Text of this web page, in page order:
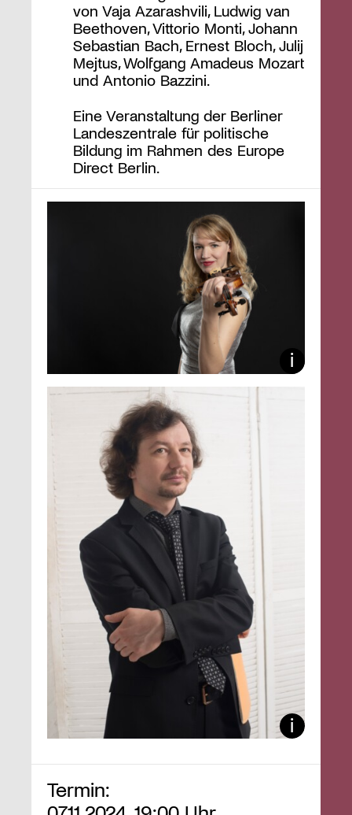
von Vaja Azarashvili, Ludwig van
Beethoven, Vittorio Monti, Johann
Sebastian Bach, Ernest Bloch, Julij
Mejtus, Wolfgang Amadeus Mozart
und Antonio Bazzini.
Eine Veranstaltung der Berliner
Landeszentrale für politische
Bildung im Rahmen des Europe
Direct Berlin.
Termin: